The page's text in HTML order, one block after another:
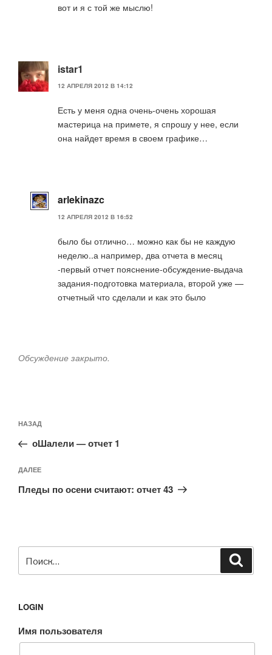
вот и я с той же мыслю!
istar1
12 АПРЕЛЯ 2012 В 14:12
Есть у меня одна очень-очень хорошая
мастерица на примете, я спрошу у нее, если
она найдет время в своем графике…
arlekinazc
12 АПРЕЛЯ 2012 В 16:52
было бы отлично… можно как бы не каждую
неделю..а например, два отчета в месяц
-первый отчет пояснение-обсуждение-выдача
задания-подготовка материала, второй уже —
отчетный что сделали и как это было
Обсуждение закрыто.
по
записям
Предыдущая
запись:
НАЗАД
оШалели — отчет 1
Следующая
запись
ДАЛЕЕ
Пледы по осени считают: отчет 43
LOGIN
Имя пользователя